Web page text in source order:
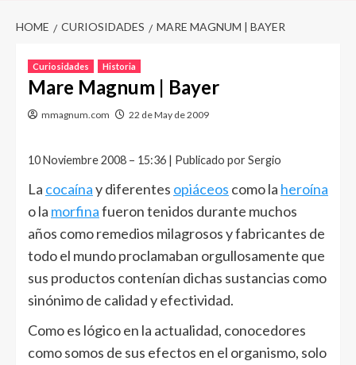
HOME CURIOSIDADES MARE MAGNUM | BAYER
Curiosidades Historia
Mare Magnum | Bayer
mmagnum.com 22 de May de 2009
10 Noviembre 2008 – 15:36 | Publicado por Sergio
La cocaínay diferentes opiáceos como la heroína
o la morfinafueron tenidos durante muchos
años como remedios milagrosos y fabricantes de
todo el mundo proclamaban orgullosamente que
sus productos contenían dichas sustancias como
sinónimo de calidad y efectividad.
Como es lógico en la actualidad, conocedores
como somos de sus efectos en el organismo, solo